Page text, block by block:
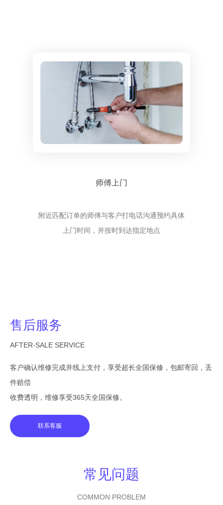
师傅上门
附近匹配订单的师傅与客户打电话沟通预约具体
上门时间，并按时到达指定地点
售后服务
AFTER-SALE SERVICE
客户确认维修完成并线上支付，享受超长全国保修，包邮寄回，丢
件赔偿
收费透明，维修享受365天全国保修。
联系客服
常见问题
COMMON PROBLEM